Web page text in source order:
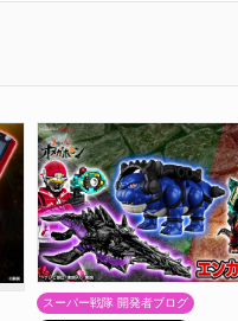
スーパー戦隊 開発者ブログ